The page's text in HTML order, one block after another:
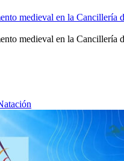
medieval en la Cancillería
medieval en la Cancillería